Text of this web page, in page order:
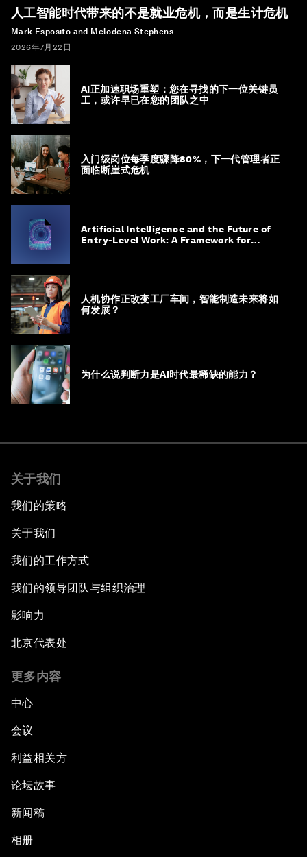
人工智能时代带来的不是就业危机，而是生计危机
Mark Esposito and Melodena Stephens
2026年7月22日
AI正加速职场重塑：您在寻找的下一位关键员
工，或许早已在您的团队之中
入门级岗位每季度骤降80%，下一代管理者正
面临断崖式危机
Artificial Intelligence and the Future of
Entry-Level Work: A Framework for
人机协作正改变工厂车间，智能制造未来将如
何发展？
为什么说判断力是AI时代最稀缺的能力？
关于我们
我们的策略
关于我们
我们的工作方式
我们的领导团队与组织治理
影响力
北京代表处
更多内容
中心
会议
利益相关方
论坛故事
新闻稿
相册